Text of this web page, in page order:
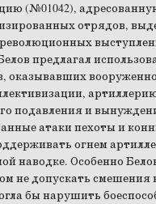
(№01042),
отрядов,
предлагал
оказывавших
подавления и
атаки пехоты и
огнем
наводке. Особенно
не допускать смешения
бы нарушить